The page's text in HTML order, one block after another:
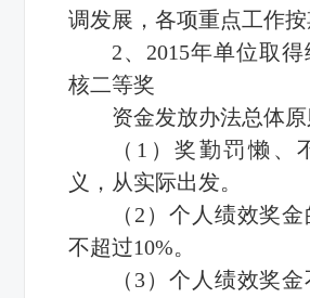
调发展，各项重点工作按
2、2015年单位取
核二等奖
资金发放办法总体原
（1）奖勤罚懒、
义，从实际出发。
（2）个人绩效奖
不超过10%。
（3）个人绩效奖